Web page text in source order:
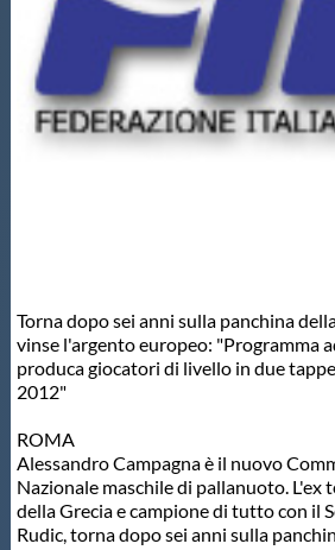
GUG
Scuole Nuoto
Area Legislativa
Protezione Civile
Qualità
Torna dopo sei anni sulla panchina
vinse l'argento europeo: "Programma
produca giocatori di livello in due
2012"
ROMA
Alessandro Campagna è il nuovo
Nazionale maschile di pallanuoto. L'ex
della Grecia e campione di tutto con il
Rudic, torna dopo sei anni sulla